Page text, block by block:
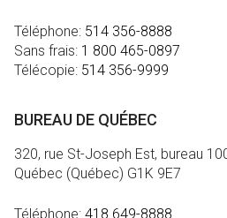
Téléphone: 514 356-8888
Sans frais: 1 800 465-0897
Télécopie: 514 356-9999
BUREAU DE QUÉBEC
320, rue St-Joseph Est, bureau
Québec (Québec) G1K 9E7
Téléphone: 418 649-8888